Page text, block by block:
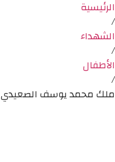
الرئيسية
/
الشهداء
/
الأطفال
/
ملك محمد يوسف الصعيدي